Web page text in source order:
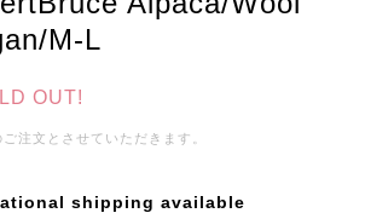
M-L
OUT!
注文とさせていただきます。
shipping available